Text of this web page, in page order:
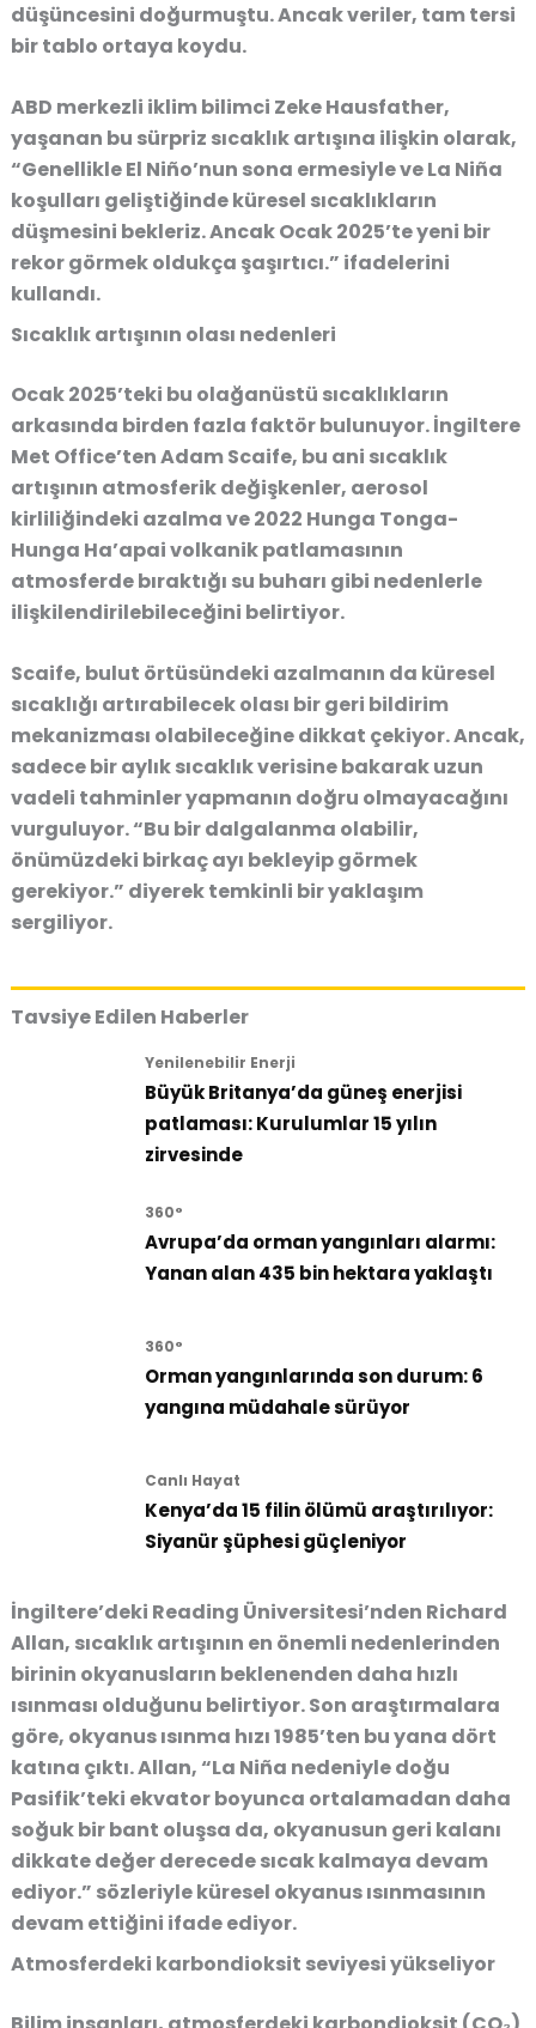
düşüncesini doğurmuştu. Ancak veriler, tam tersi
bir tablo ortaya koydu.
ABD merkezli iklim bilimci Zeke Hausfather,
yaşanan bu sürpriz sıcaklık artışına ilişkin olarak,
“Genellikle El Niño’nun sona ermesiyle ve La Niña
koşulları geliştiğinde küresel sıcaklıkların
düşmesini bekleriz. Ancak Ocak 2025’te yeni bir
rekor görmek oldukça şaşırtıcı.” ifadelerini
kullandı.
Sıcaklık artışının olası nedenleri
Ocak 2025’teki bu olağanüstü sıcaklıkların
arkasında birden fazla faktör bulunuyor.İngiltere
Met Office’ten Adam Scaife, bu ani sıcaklık
artışının atmosferik değişkenler, aerosol
kirliliğindeki azalma ve 2022 Hunga Tonga-
Hunga Ha’apai volkanik patlamasının
atmosferde bıraktığı su buharı gibi nedenlerle
ilişkilendirilebileceğini belirtiyor.
Scaife, bulut örtüsündeki azalmanın da küresel
sıcaklığı artırabilecek olası bir geri bildirim
mekanizması olabileceğinedikkat çekiyor. Ancak,
sadece bir aylık sıcaklık verisine bakarak uzun
vadeli tahminler yapmanın doğru olmayacağını
vurguluyor.“Bu bir dalgalanma olabilir,
önümüzdeki birkaç ayı bekleyip görmek
gerekiyor.” diyerek temkinli bir yaklaşım
sergiliyor.
Tavsiye Edilen Haberler
Yenilenebilir Enerji
Büyük Britanya’da güneş enerjisi
patlaması: Kurulumlar 15 yılın
zirvesinde
360°
Avrupa’da orman yangınları alarmı:
Yanan alan 435 bin hektara yaklaştı
360°
Orman yangınlarında son durum: 6
yangına müdahale sürüyor
Canlı Hayat
Kenya’da 15 filin ölümü araştırılıyor:
Siyanür şüphesi güçleniyor
İngiltere’deki Reading Üniversitesi’nden Richard
Allan, sıcaklık artışının en önemli nedenlerinden
birinin okyanusların beklenenden daha hızlı
ısınması olduğunu belirtiyor. Son araştırmalara
göre, okyanus ısınma hızı 1985’ten bu yana dört
katına çıktı. Allan, “La Niña nedeniyle doğu
Pasifik’teki ekvator boyunca ortalamadan daha
soğuk bir bant oluşsa da, okyanusun geri kalanı
dikkate değer derecede sıcak kalmaya devam
ediyor.” sözleriyle küresel okyanus ısınmasının
devam ettiğini ifade ediyor.
Atmosferdeki karbondioksit seviyesi yükseliyor